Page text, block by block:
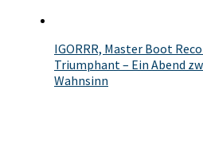
IGORRR, Master Boot
Triumphant – Ein Abend
Wahnsinn